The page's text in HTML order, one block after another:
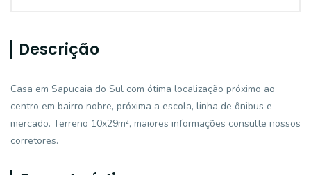
Descrição
Casa em Sapucaia do Sul com ótima localização próximo ao
centro em bairro nobre, próxima a escola, linha de ônibus e
mercado. Terreno 10x29m², maiores informações consulte nossos
corretores.